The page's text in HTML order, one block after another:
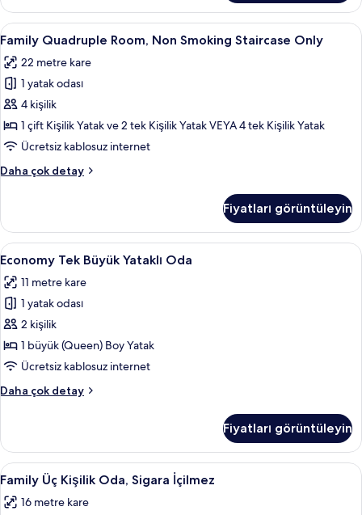
daha
fazla
detay
Family
Quadruple
Room,
Non
Smoking
Staircase
Only
tüm
Family Quadruple Room, Non
4
Family Quadruple Room, Non Smoking Staircase Only
22 metre kare
1 yatak odası
4 kişilik
1 çift Kişilik Yatak ve 2 tek Kişilik Yatak VEYA 4 tek Kişilik Yatak
Ücretsiz kablosuz internet
Daha çok detay
Family
Smoking
Staircase
Only
daha
fazla
detay
Fiyatları görüntüleyin
Economy
Tek
Büyük
Yataklı
Oda
için
tüm
görün
Anti alerjik yatak takımı, odada
5
Economy Tek Büyük Yataklı Oda
11 metre kare
1 yatak odası
2 kişilik
1 büyük (Queen) Boy Yatak
Ücretsiz kablosuz internet
Daha çok detay
Economy
Oda
hakkında
daha
detay
Fiyatları görüntüleyin
Family
Üç
Kişilik
3
Family Üç Kişilik Oda, Sigara İçilmez
16 metre kare